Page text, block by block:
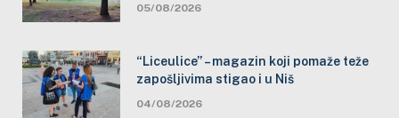
05/08/2026
“Liceulice” – magazin koji pomaže teže
zapošljivima stigao i u Niš
04/08/2026